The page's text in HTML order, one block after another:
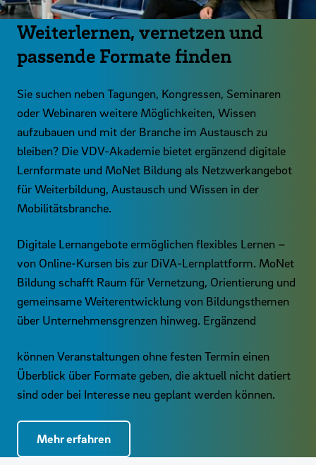
Weiterlernen, vernetzen und
passende Formate finden
Sie suchen neben Tagungen, Kongressen, Seminaren
oder Webinaren weitere Möglichkeiten, Wissen
aufzubauen und mit der Branche im Austausch zu
bleiben? Die VDV-Akademie bietet ergänzend digitale
Lernformate und MoNet Bildung als Netzwerkangebot
für Weiterbildung, Austausch und Wissen in der
Mobilitätsbranche.
Digitale Lernangebote ermöglichen flexibles Lernen –
von Online-Kursen bis zur DiVA-Lernplattform. MoNet
Bildung schafft Raum für Vernetzung, Orientierung und
gemeinsame Weiterentwicklung von Bildungsthemen
über Unternehmensgrenzen hinweg. Ergänzend
können Veranstaltungen ohne festen Termin einen
Überblick über Formate geben, die aktuell nicht datiert
sind oder bei Interesse neu geplant werden können.
Mehr erfahren